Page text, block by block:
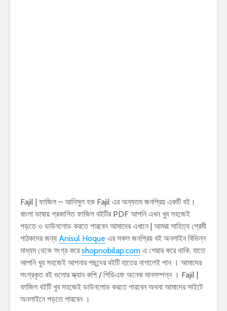
Fajil | ফাজিল – আনিসুল হক Fajil এর অন্যতম জনপ্রিয় একটি বই।
বাংলা ভাষায় প্রকাশিত ফাজিল বইটির PDF আপনি এখন খুব সহজেই
পড়তে ও ডাউনলোড করতে পারবেন আমাদের এখানে | আমরা সাহিত্য প্রেমী
পাঠকদের জন্য Anisul Hoque এর সকল জনপ্রিয় বই অনলাইন বিভিন্ন
মাধ্যম থেকে সংগ্র করেshopnobilap.com এ শেয়ার করে থাকি, যাতে
আপনি খুব সহজেই আপনার পছন্দের বইটি হাতের নাগালেই পান । আমাদের
সংগ্রকৃত বই গুলোর স্ক্যান কপি / পিডিএফ অনেক মানসম্পন্ন । Fajil |
ফাজিল বইটি খুব সহজেই ডাউনলোড করতে পারবেন অথবা আমাদের সাইটে
অনলাইনে পড়তে পারবেন ।